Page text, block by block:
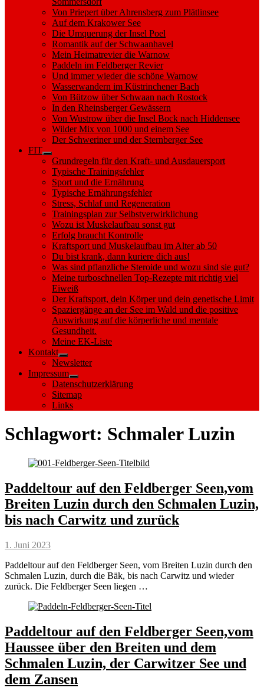
Von Priepert über Ahrensberg zum Plätlinsee
Auf dem Krakower See
Die Umquerung der Insel Poel
Romantik auf der Schwaanhavel
Mein Heimatrevier die Warnow
Paddeln im Feldberger Revier
Und immer wieder die schöne Warnow
Wasserwandern im Küstrinchener Bach
Von Bützow über Schwaan nach Rostock
In den Rheinsberger Gewässern
Von Wustrow über die Insel Bock nach Hiddensee
Wilder Mix von 1000 und einem See
Der Schweriner und der Sternberger See
FIT
Show
sub
menu
Grundregeln für den Kraft- und Ausdauersport
Typische Trainingsfehler
Sport und die Ernährung
Typische Ernährungsfehler
Stress, Schlaf und Regeneration
Trainingsplan zur Selbstverwirklichung
Wozu ist Muskelaufbau sonst gut
Erfolg braucht Kontrolle
Kraftsport und Muskelaufbau im Alter ab 50
Du bist krank, dann kuriere dich aus!
Was sind pflanzliche Steroide und wozu sind sie gut?
Meine turboschnellen Top-Rezepte mit richtig viel
Eiweiß
Der Kraftsport, dein Körper und dein genetische Limit
Spaziergänge an der See im Wald und die positive
Auswirkung auf die körperliche und mentale
Gesundheit.
Meine EK-Liste
Kontakt
Show
sub
menu
Newsletter
Impressum
Show
sub
menu
Datenschutzerklärung
Sitemap
Links
Schlagwort: Schmaler Luzin
Paddeltour auf den Feldberger Seen,vom
Breiten Luzin durch den Schmalen Luzin,
bis nach Carwitz und zurück
Posted
1. Juni 2023
Paddeltour auf den Feldberger Seen, vom Breiten Luzin durch den
Schmalen Luzin, durch die Bäk, bis nach Carwitz und wieder
zurück. Die Feldberger Seen liegen …
Paddeltour auf den Feldberger Seen,vom
Haussee über den Breiten und dem
Schmalen Luzin, der Carwitzer See und
dem Zansen